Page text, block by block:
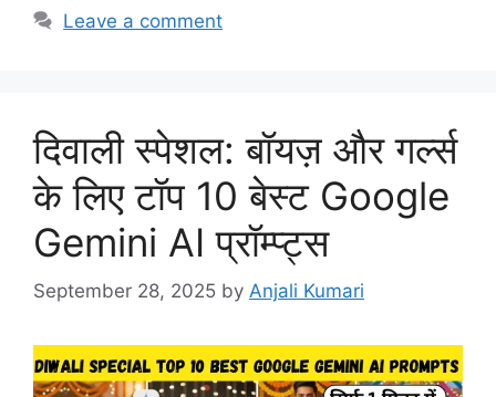
Leave a comment
दिवाली स्पेशल: बॉयज़ और गर्ल्स
के लिए टॉप 10 बेस्ट Google
Gemini AI प्रॉम्प्ट्स
September 28, 2025 by Anjali Kumari